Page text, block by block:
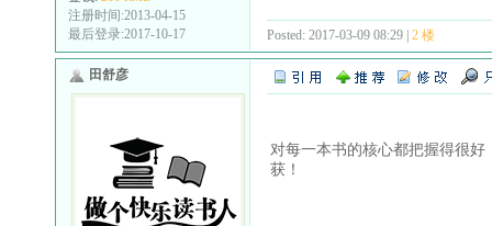
注册时间:2013-04-15
最后登录:2017-10-17
Posted: 2017-03-09 08:29 | 2 楼
田舒彦
对每一本书的核心都把握得很
获！